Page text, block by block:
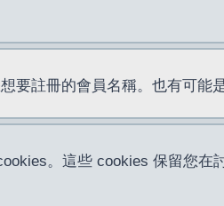
註冊的會員名稱。也有可能
。這些 cookies 保留您